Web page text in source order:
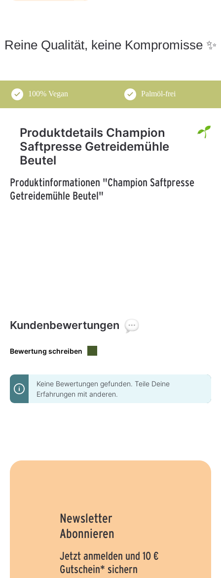
Reine Qualität, keine Kompromisse ✨
100% Vegan Palmöl-frei
Produktdetails Champion
Saftpresse Getreidemühle
Beutel
Produktinformationen "Champion Saftpresse
Getreidemühle Beutel"
Kundenbewertungen
Bewertung schreiben
Keine Bewertungen gefunden. Teile Deine
Erfahrungen mit anderen.
Newsletter
Abonnieren
Jetzt anmelden und 10 €
Gutschein* sichern